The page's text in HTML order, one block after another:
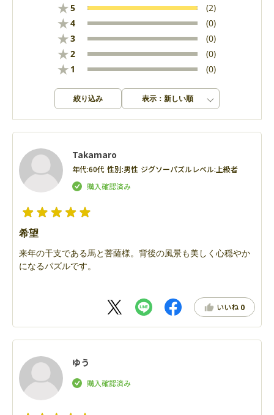
★5 (2)
★4 (0)
★3 (0)
★2 (0)
★ 1 (0)
絞り込み 表示：新しい順
Takamaro
年代:60代 性別:男性 ジグソーパズルレベル: 上級者
希望
来年の干支である馬と菩薩様。背後の風景も美しく心穏やか
になるパズルです。
いいね 0
ゆう